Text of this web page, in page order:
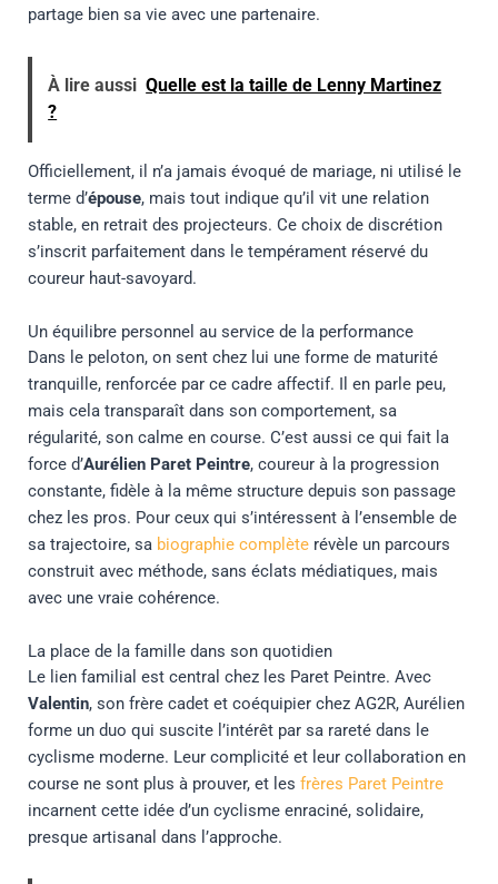
partage bien sa vie avec une partenaire.
À lire aussi Quelle est la taille de Lenny Martinez
?
Officiellement, il n’a jamais évoqué de mariage, ni utilisé le
terme d’épouse, mais tout indique qu’il vit une relation
stable, en retrait des projecteurs. Ce choix de discrétion
s’inscrit parfaitement dans le tempérament réservé du
coureur haut-savoyard.
Un équilibre personnel au service de la performance
Dans le peloton, on sent chez lui une forme de maturité
tranquille, renforcée par ce cadre affectif. Il en parle peu,
mais cela transparaît dans son comportement, sa
régularité, son calme en course. C’est aussi ce qui fait la
force d’Aurélien Paret Peintre, coureur à la progression
constante, fidèle à la même structure depuis son passage
chez les pros. Pour ceux qui s’intéressent à l’ensemble de
sa trajectoire, sa biographie complèterévèle un parcours
construit avec méthode, sans éclats médiatiques, mais
avec une vraie cohérence.
La place de la famille dans son quotidien
Le lien familial est central chez les Paret Peintre. Avec
Valentin, son frère cadet et coéquipier chez AG2R, Aurélien
forme un duo qui suscite l’intérêt par sa rareté dans le
cyclisme moderne. Leur complicité et leur collaboration en
course ne sont plus à prouver, et les frères Paret Peintre
incarnent cette idée d’un cyclisme enraciné, solidaire,
presque artisanal dans l’approche.